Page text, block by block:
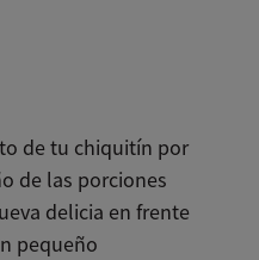
de tu chiquitín por
de las porciones
delicia en frente
pequeño